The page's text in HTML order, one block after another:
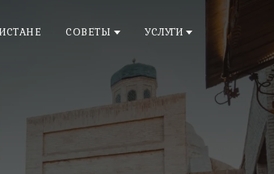
СОВЕТЫ УСЛУГИ